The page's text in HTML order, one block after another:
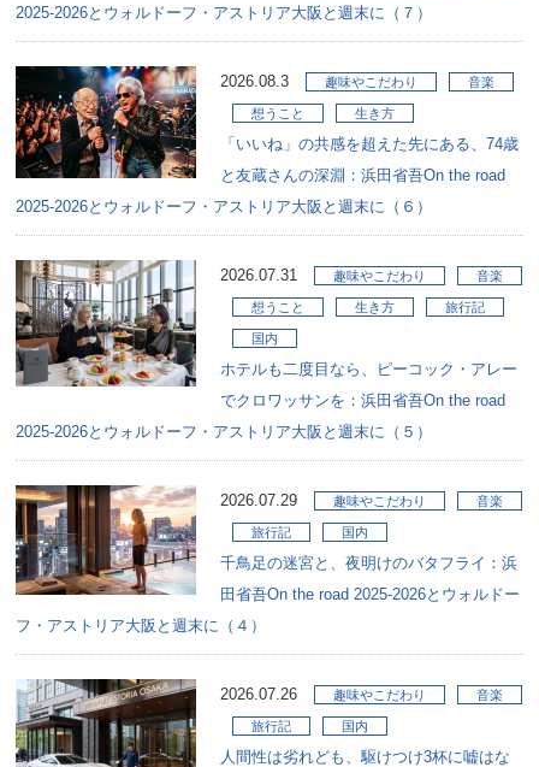
2025-2026とウォルドーフ・アストリア大阪と週末に（７）
2026.08.3 趣味やこだわり 音楽
想うこと 生き方
「いいね」の共感を超えた先にある、74歳
と友蔵さんの深淵：浜田省吾On the road
2025-2026とウォルドーフ・アストリア大阪と週末に（６）
2026.07.31 趣味やこだわり 音楽
想うこと 生き方 旅行記
国内
ホテルも二度目なら、ピーコック・アレー
でクロワッサンを：浜田省吾On the road
2025-2026とウォルドーフ・アストリア大阪と週末に（５）
2026.07.29 趣味やこだわり 音楽
旅行記 国内
千鳥足の迷宮と、夜明けのバタフライ：浜
田省吾On the road 2025-2026とウォルドー
フ・アストリア大阪と週末に（４）
2026.07.26 趣味やこだわり 音楽
旅行記 国内
人間性は劣れども、駆けつけ3杯に嘘はな